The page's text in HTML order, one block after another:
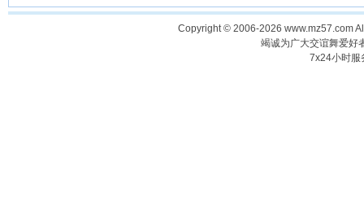
真露-发烧版] √
尔] √
Copyright © 2006-2026 www.mz57.com
竭诚为广大交谊舞爱好
7x24小时服